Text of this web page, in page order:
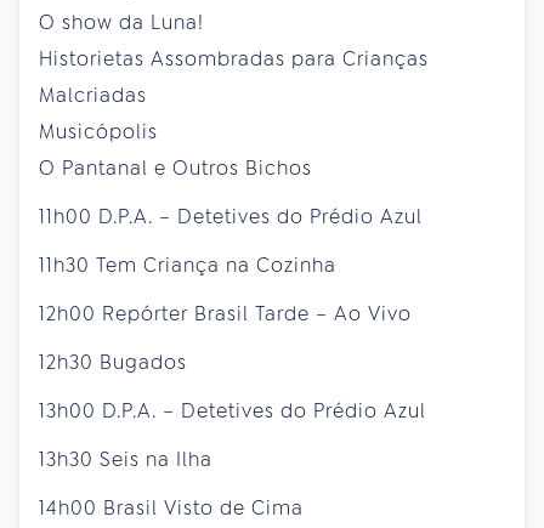
O show da Luna!
Historietas Assombradas para Crianças
Malcriadas
Musicópolis
O Pantanal e Outros Bichos
11h00 D.P.A. – Detetives do Prédio Azul
11h30 Tem Criança na Cozinha
12h00 Repórter Brasil Tarde – Ao Vivo
12h30 Bugados
13h00 D.P.A. – Detetives do Prédio Azul
13h30 Seis na Ilha
14h00 Brasil Visto de Cima